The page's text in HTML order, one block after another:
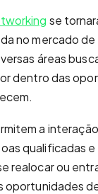
se
no mercado
áreas
dentro das
a
qualificadas
realocar ou
oportunidades